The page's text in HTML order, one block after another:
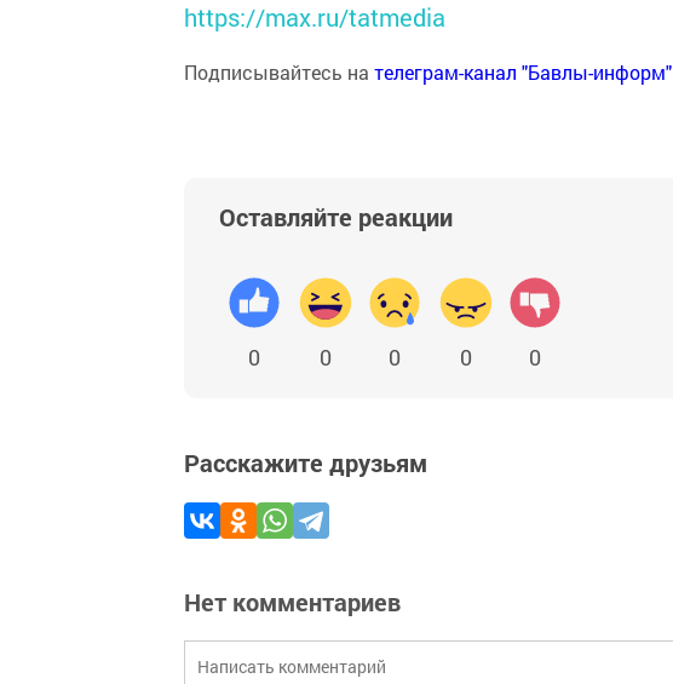
https://max.ru/tatmedia
Подписывайтесь на телеграм-канал "Бавлы-информ"
Оставляйте реакции
0 0 0 0 0
Расскажите друзьям
Нет комментариев